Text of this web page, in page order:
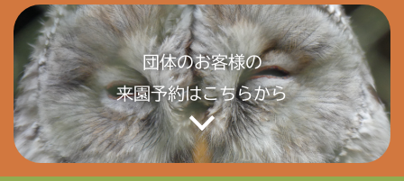
団体のお客様の
来園予約はこちらから